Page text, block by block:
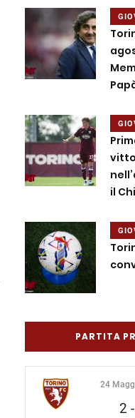
il
PARTITA
24
2 -